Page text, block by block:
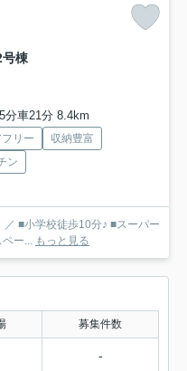
棟
分車21分 8.4km
リー
収納豊富
ン
■小学校徒歩10分♪ ■スーパー
ー... もっと見る
募集件数
-